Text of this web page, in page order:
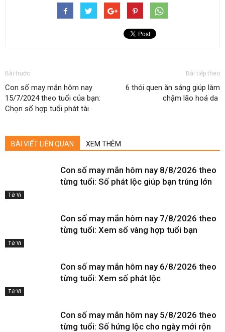
Bài trước
Con số may mắn hôm nay
15/7/2024 theo tuổi của bạn:
Chọn số hợp tuổi phát tài
Bài tiếp theo
6 thói quen ăn sáng giúp làm
chậm lão hoá da
BÀI VIẾT LIÊN QUAN XEM THÊM
Tử Vi
Con số may mắn hôm nay 8/8/2026 theo
từng tuổi: Số phát lộc giúp bạn trúng lớn
Tử Vi
Con số may mắn hôm nay 7/8/2026 theo
từng tuổi: Xem số vàng hợp tuổi bạn
Tử Vi
Con số may mắn hôm nay 6/8/2026 theo
từng tuổi: Xem số phát lộc
Con số may mắn hôm nay 5/8/2026 theo
từng tuổi: Số hứng lộc cho ngày mới rộn